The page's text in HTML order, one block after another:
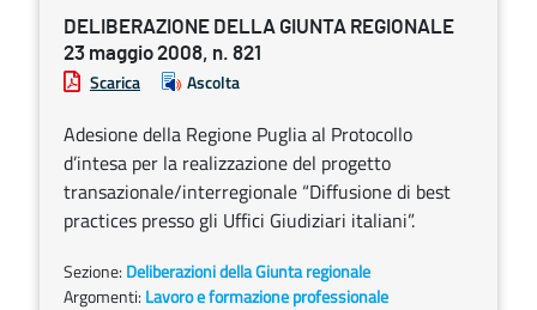
DELIBERAZIONE DELLA GIUNTA REGIONALE
23 maggio 2008, n. 821
Scarica Ascolta
Adesione della Regione Puglia al Protocollo
d’intesa per la realizzazione del progetto
transazionale/interregionale “Diffusione di best
practices presso gli Uffici Giudiziari italiani”.
Sezione: Deliberazioni della Giunta regionale
Argomenti: Lavoro e formazione professionale